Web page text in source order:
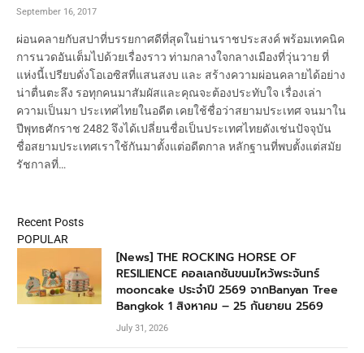
September 16, 2017
ผ่อนคลายกับสปาที่บรรยกาศดีที่สุดในย่านราชประสงค์ พร้อมเทคนิค
การนวดอันเต็มไปด้วยเรื่องราว ท่ามกลางใจกลางเมืองที่วุ่นวาย ที่
แห่งนี้เปรียบดั่งโอเอซิสที่แสนสงบ และ สร้างความผ่อนคลายได้อย่าง
น่าตื่นตะลึง รอทุกคนมาสัมผัสและคุณจะต้องประทับใจ เรื่องเล่า
ความเป็นมา ประเทศไทยในอดีต เคยใช้ชื่อว่าสยามประเทศ จนมาใน
ปีพุทธศักราช 2482 จึงได้เปลี่ยนชื่อเป็นประเทศไทยดังเช่นปัจจุบัน
ชื่อสยามประเทศเราใช้กันมาตั้งแต่อดีตกาล หลักฐานที่พบตั้งแต่สมัย
รัชกาลที่…
Recent Posts
POPULAR
[News] THE ROCKING HORSE OF
RESILIENCE คอลเลกชันขนมไหว้พระจันทร์
mooncake ประจำปี 2569 จากBanyan Tree
Bangkok 1 สิงหาคม – 25 กันยายน 2569
July 31, 2026